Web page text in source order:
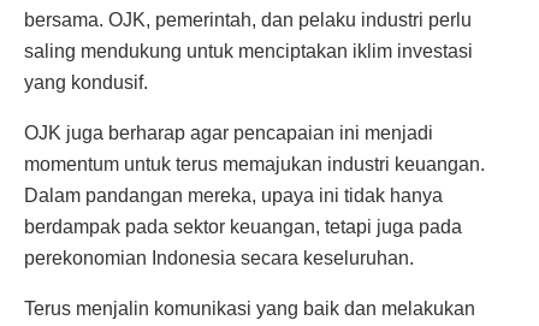
bersama. OJK, pemerintah, dan pelaku industri perlu
saling mendukung untuk menciptakan iklim investasi
yang kondusif.
OJK juga berharap agar pencapaian ini menjadi
momentum untuk terus memajukan industri keuangan.
Dalam pandangan mereka, upaya ini tidak hanya
berdampak pada sektor keuangan, tetapi juga pada
perekonomian Indonesia secara keseluruhan.
Terus menjalin komunikasi yang baik dan melakukan